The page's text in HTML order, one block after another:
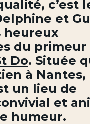
c’est
et
heureux
du primeur
Do. Située
à Nantes,
un lieu de
et
humeur.